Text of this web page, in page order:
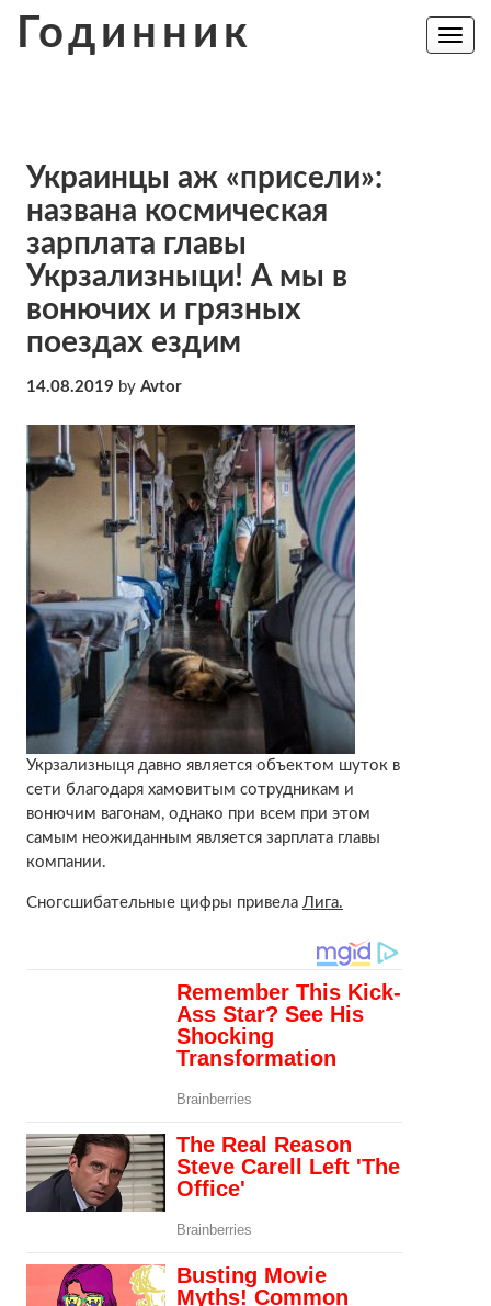
Годинник
Toggle
Украинцы аж «присели»:
названа космическая
зарплата главы
Укрзализныци! А мы в
вонючих и грязных
поездах ездим
14.08.2019 by Avtor
Укрзализныця давно является объектом шуток в
сети благодаря хамовитым сотрудникам и
вонючим вагонам, однако при всем при этом
самым неожиданным является зарплата главы
компании.
Сногсшибательные цифры привела Лига.